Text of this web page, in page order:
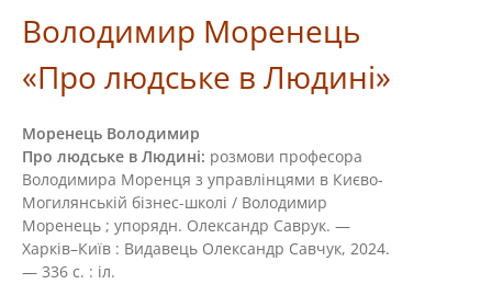
Володимир Моренець
«Про людське в Людині»
Моренець Володимир
Про людське в Людині: розмови професора
Володимира Моренця з управлінцями в Києво-
Могилянській бізнес-школі / Володимир
Моренець ; упорядн. Олександр Саврук. —
Харків–Київ : Видавець Олександр Савчук, 2024.
— 336 с. : іл.